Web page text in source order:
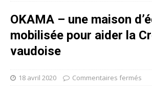
OKAMA – une maison
mobilisée pour aider la
vaudoise
18 avril 2020 Commentaires fermés